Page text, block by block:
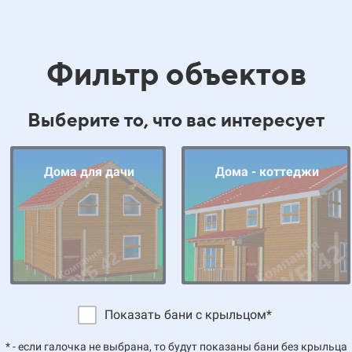
Фильтр объектов
Выберите то, что вас интересует
Дома для дачи Дома - коттеджи
Показать бани с крыльцом*
* - если галочка не выбрана, то будут показаны бани без крыльца
дома с крыльцом* Показать дома с
Выберите размер
Выберите размер